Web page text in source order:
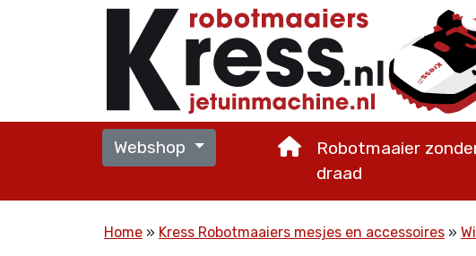
Webshop
Robotmaaier
draad
Home Kress Robotmaaiers mesjes en accessoires